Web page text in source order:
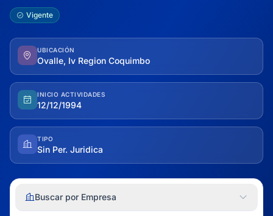
Vigente
UBICACIÓN
Ovalle, Iv Region Coquimbo
INICIO ACTIVIDADES
12/12/1994
TIPO
Sin Per. Juridica
Buscar por Empresa